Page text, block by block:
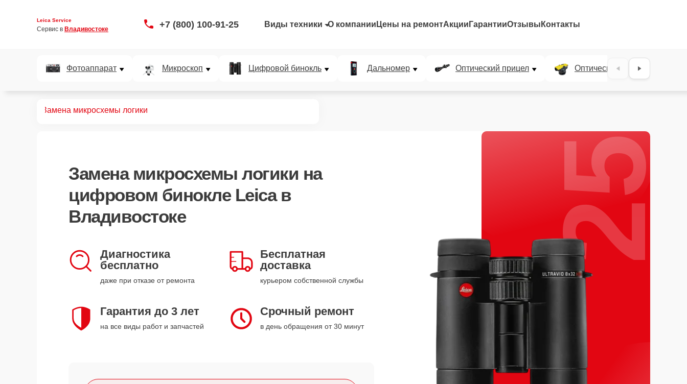
Leica Service
Сервис в Владивостоке +7 (800) 100-91-25 Виды техники О компании Цены на ремонтАкции ГарантииОтзывы Контакты
Фотоаппарат Микроскоп Цифровой бинокль Дальномер Оптический прицел Оптический нивелир
Замена микросхемы логики
Замена микросхемы логики на
цифровом бинокле Leica в
Владивостоке
Диагностика
бесплатно
даже при отказе от ремонта
Бесплатная
доставка
курьером собственной службы
Гарантия до 3 лет
на все виды работ и запчастей
Срочный ремонт
в день обращения от 30 минут
25%